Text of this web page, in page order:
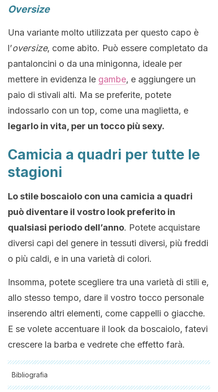
Oversize
Una variante molto utilizzata per questo capo è
l’oversize, come abito. Può essere completato da
pantaloncini o da una minigonna, ideale per
mettere in evidenza le gambe, e aggiungere un
paio di stivali alti. Ma se preferite, potete
indossarlo con un top, come una maglietta, e
legarlo in vita, per un tocco più sexy.
Camicia a quadri per tutte le
stagioni
Lo stile boscaiolo con una camicia a quadri
può diventare il vostro look preferito in
qualsiasi periodo dell’anno. Potete acquistare
diversi capi del genere in tessuti diversi, più freddi
o più caldi, e in una varietà di colori.
Insomma, potete scegliere tra una varietà di stili e,
allo stesso tempo, dare il vostro tocco personale
inserendo altri elementi, come cappelli o giacche.
E se volete accentuare il look da boscaiolo, fatevi
crescere la barba e vedrete che effetto farà.
Bibliografia
Tutte le fonti citate sono state esaminate a fondo dal nostro